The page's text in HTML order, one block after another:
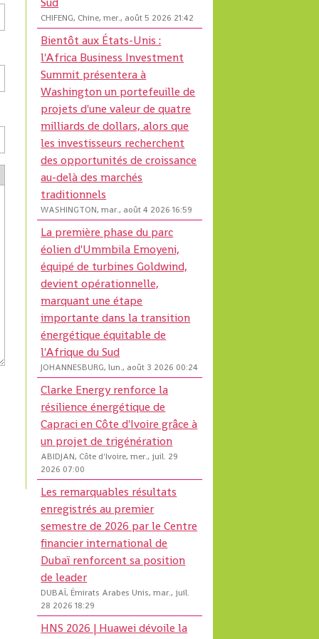
CHIFENG, Chine, mer., août 5 2026 21:42
Bientôt aux États-Unis :
l'Africa Business Investment
Summit présentera à
Washington un portefeuille de
projets d'une valeur de quatre
milliards de dollars, alors que
les investisseurs recherchent
des opportunités de croissance
au-delà des marchés
traditionnels
WASHINGTON, mar., août 4 2026 16:59
La première phase du parc
éolien d'Ummbila Emoyeni,
équipé de turbines Goldwind,
devient opérationnelle,
marquant une étape
importante dans la transition
énergétique équitable de
l'Afrique du Sud
JOHANNESBURG, lun., août 3 2026 00:24
Clarke Energy renforce la
résilience énergétique de
Capraci en Côte d'Ivoire grâce à
un projet de trigénération
ABIDJAN, Côte d'Ivoire, mer., juil. 29
2026 07:00
Les remarquables résultats
enregistrés au premier
semestre de 2026 par le Centre
financier international de
Dubaï renforcent sa position
de leader
DUBAÏ, Émirats Arabes Unis, mar., juil.
28 2026 18:29
HNS 2026 | Huawei dévoile la